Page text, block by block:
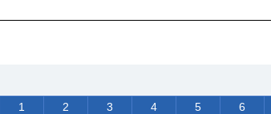
1
2 3 4 5 6